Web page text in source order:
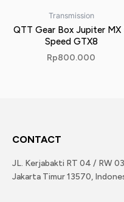
Transmission
QTT Gear Box Jupiter MX
Speed GTX8
Rp800.000
CONTACT
JL. Kerjabakti RT 04 / RW
Jakarta Timur 13570,